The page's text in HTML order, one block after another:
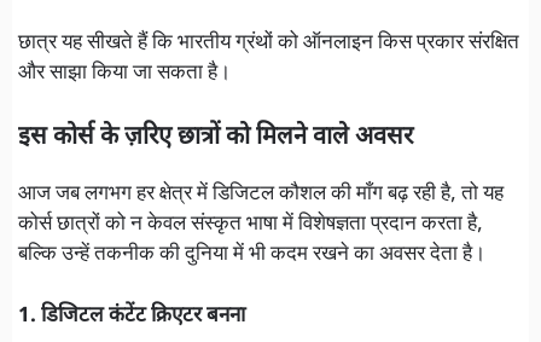
छात्र यह सीखते हैं कि भारतीय ग्रंथों को ऑनलाइन किस प्रकार संरक्षित
और साझा किया जा सकता है।
इस कोर्स के ज़रिए छात्रों को मिलने वाले अवसर
आज जब लगभग हर क्षेत्र में डिजिटल कौशल की माँग बढ़ रही है, तो यह
कोर्स छात्रों को न केवल संस्कृत भाषा में विशेषज्ञता प्रदान करता है,
बल्कि उन्हें तकनीक की दुनिया में भी कदम रखने का अवसर देता है।
1. डिजिटल कंटेंट क्रिएटर बनना